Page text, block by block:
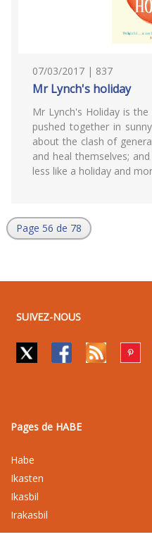
07/03/2017 | 837
Mr Lynch's holiday
Mr Lynch's Holiday is
pushed together in
about the clash of
and heal themselves;
less like a holiday and
Page 56 de 78
SUIVEZ-NOUS
Pages de HABE
Habe
Ikasten
Ikasbil
Irakasbil